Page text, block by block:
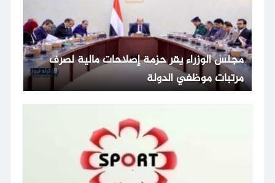
مجلس الوزراء يقر حزمة إصلاحات مالية لصرف
مرتبات موظفي الدولة